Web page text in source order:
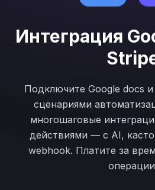
Интеграция
Подключите Google docs и
сценариями
многошаговые
действиями — с AI,
webhook. Платите за